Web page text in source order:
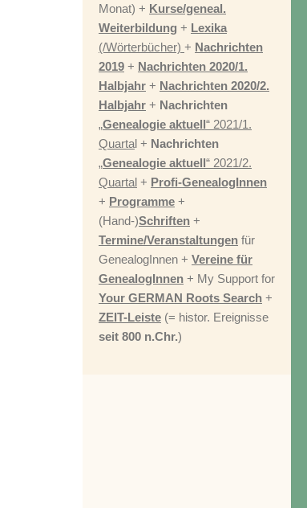
Monat) + Kurse/geneal.
Weiterbildung + Lexika
(/Wörterbücher) + Nachrichten
2019 + Nachrichten 2020/1.
Halbjahr + Nachrichten 2020/2.
Halbjahr + Nachrichten
„Genealogie aktuell“ 2021/1.
Quartal + Nachrichten
„Genealogie aktuell“ 2021/2.
Quartal + Profi-GenealogInnen
+ Programme +
(Hand-)Schriften +
Termine/Veranstaltungen für
GenealogInnen + Vereine für
GenealogInnen + My Support for
Your GERMAN Roots Search +
ZEIT-Leiste (= histor. Ereignisse
seit 800 n.Chr.)